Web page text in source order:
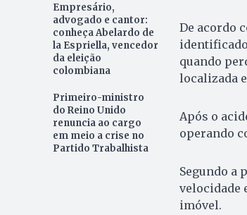
Empresário,
advogado e cantor:
conheça Abelardo de
la Espriella, vencedor
da eleição
colombiana
Primeiro-ministro
do Reino Unido
renuncia ao cargo
em meio a crise no
Partido Trabalhista
De acordo
quando
localizada
Após o
operando
Segundo a
velocidade
imóvel.